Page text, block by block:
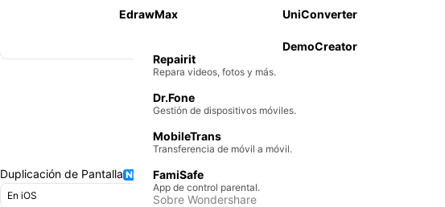
Recoverit
Repairit
Repara videos, fotos y más.
Dr.Fone
Gestión de dispositivos móviles.
MobileTrans
Transferencia de móvil a móvil.
FamiSafe
App de control parental.
Sobre Wondershare
EdrawMax UniConverter
DemoCreator
Duplicación de Pantalla
En iOS